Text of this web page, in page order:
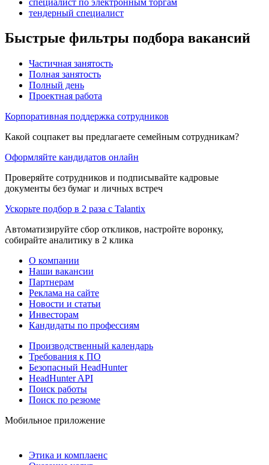
тендерный специалист
Быстрые фильтры подбора вакансий
Частичная занятость
Полная занятость
Полный день
Проектная работа
Корпоративная поддержка сотрудников
Какой соцпакет вы предлагаете семейным сотрудникам?
Оформляйте кандидатов онлайн
Проверяйте сотрудников и подписывайте кадровые
документы без бумаг и личных встреч
Ускорьте подбор в 2 раза с Talantix
Автоматизируйте сбор откликов, настройте воронку,
собирайте аналитику в 2 клика
О компании
Наши вакансии
Партнерам
Реклама на сайте
Новости и статьи
Инвесторам
Кандидаты по профессиям
Производственный календарь
Требования к ПО
Безопасный HeadHunter
HeadHunter API
Поиск работы
Поиск по резюме
Мобильное приложение
Этика и комплаенс